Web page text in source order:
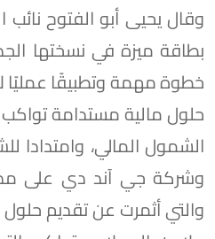
وقال يحيى أبو الفتوح نائب
بطاقة ميزة في نسختها
خطوة مهمة وتطبيقًا عمليًا
حلول مالية مستدامة تواكب
الشمول المالي، وامتدادا
وشركة جي آند دي على
والتي أثمرت عن تقديم